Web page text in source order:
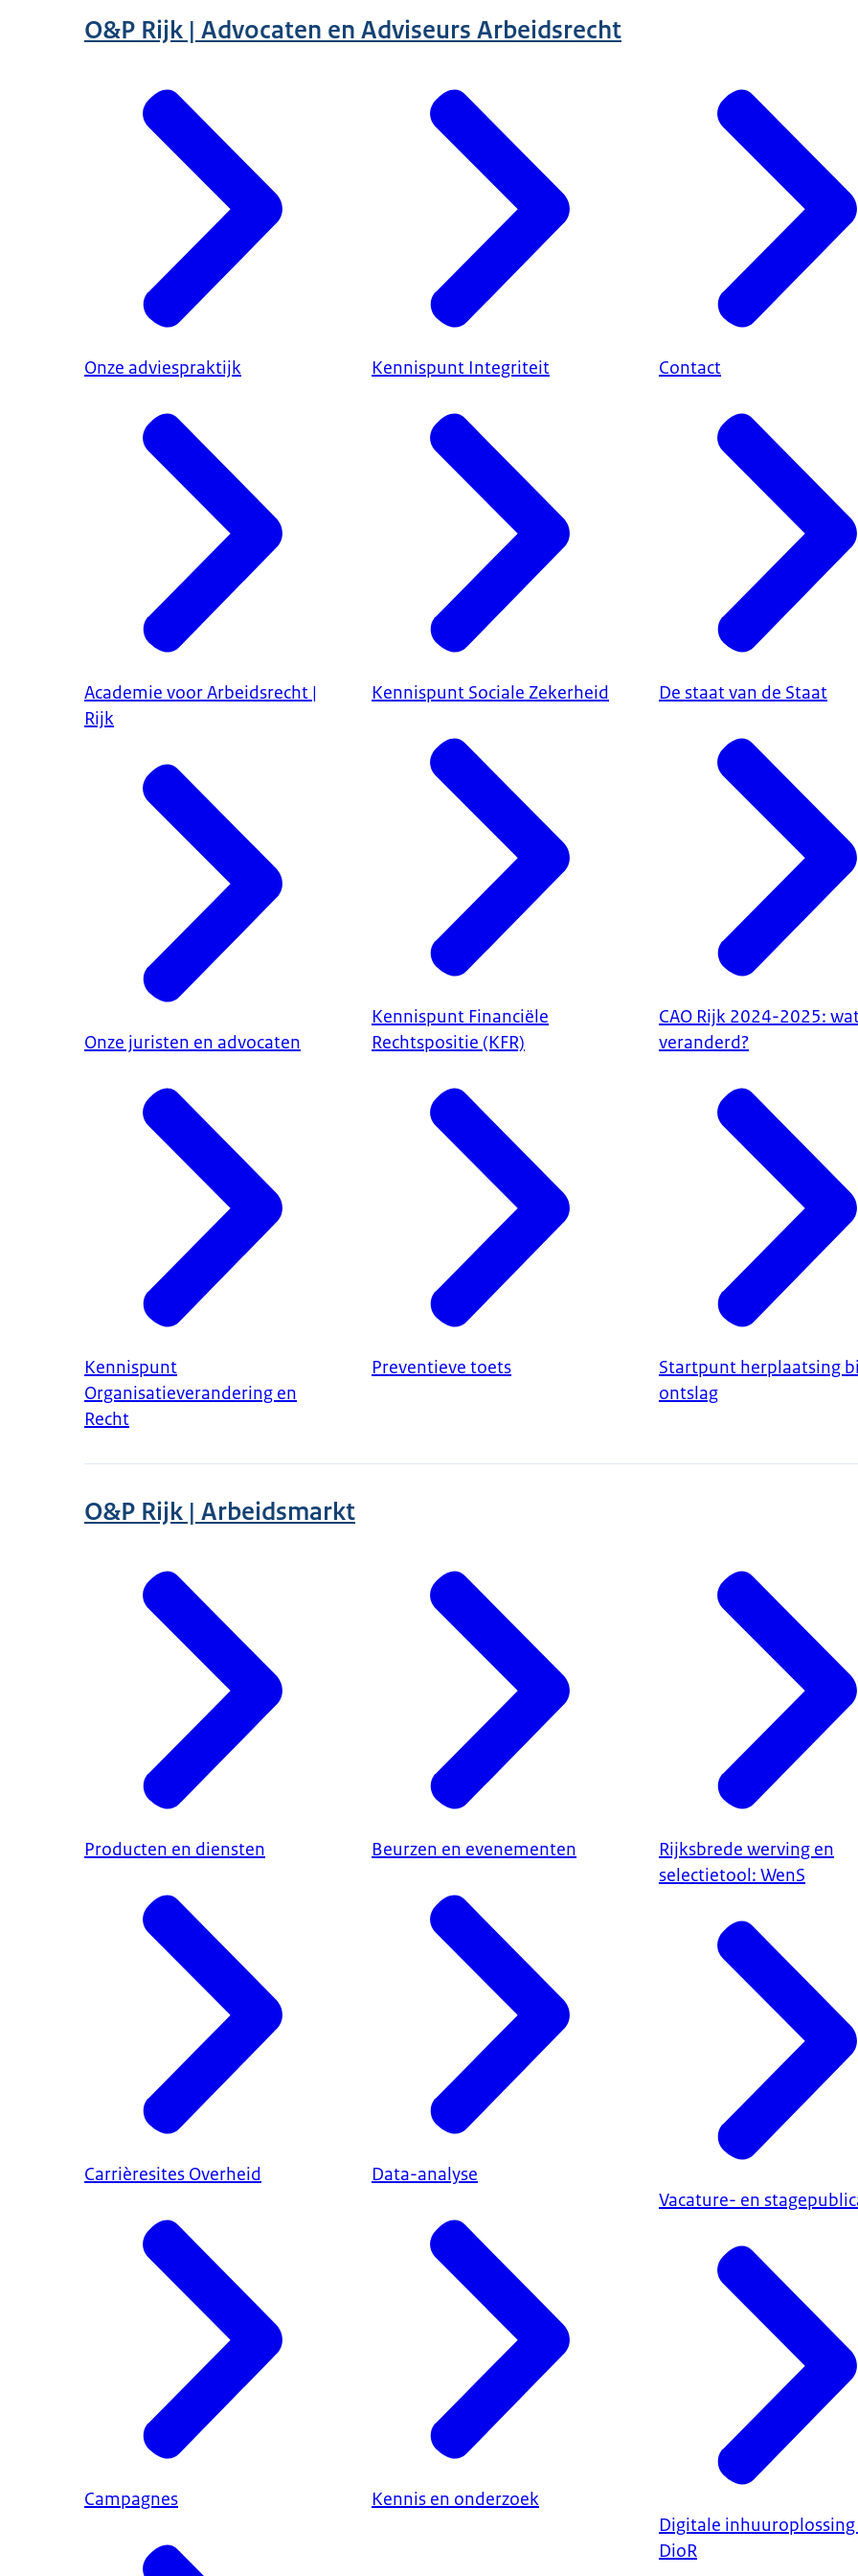
O&P Rijk | Advocaten en Adviseurs Arbeidsrecht
Onze adviespraktijk
Academie voor Arbeidsrecht |
Rijk
Onze juristen en advocaten
Kennispunt
Organisatieverandering en
Recht
Kennispunt Integriteit
Kennispunt Sociale Zekerheid
Kennispunt Financiële
Rechtspositie (KFR)
Preventieve toets
Contact
De staat van de Staat
CAO Rijk 2024-2025:
veranderd?
Startpunt herplaatsing
ontslag
O&P Rijk | Arbeidsmarkt
Producten en diensten
Carrièresites Overheid
Campagnes
Beurzen en evenementen
Data-analyse
Kennis en onderzoek
Rijksbrede werving en
selectietool: WenS
Vacature- en
Digitale inhuuroplossing
DioR